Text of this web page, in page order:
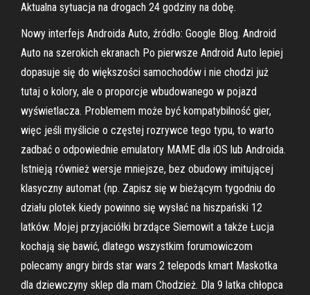
Aktualna sytuacja na drogach 24 godziny na dobę.
Nowy interfejs Androida Auto, źródło: Google Blog. Android
Auto na szerokich ekranach Po pierwsze Android Auto lepiej
dopasuje się do większości samochodów i nie chodzi już
tutaj o kolory, ale o proporcje wbudowanego w pojazd
wyświetlacza. Problemem może być kompatybilność gier,
więc jeśli myślicie o częstej rozrywce tego typu, to warto
zadbać o odpowiednie emulatory MAME dla iOS lub Androida.
Istnieją również wersje mniejsze, bez obudowy imitującej
klasyczny automat (np. Zapisz się w bieżącym tygodniu do
działu plotek kiedy powinno się wysłać na hiszpański 12
latków. Mojej przyjaciółki brzdące Siemowit a także Łucja
kochają się bawić, dlatego wszystkim forumowiczom
polecamy angry birds star wars 2 telepods kmart Maskotka
dla dziewczyny sklep dla mam Chodzież. Dla 9 latka chłopca